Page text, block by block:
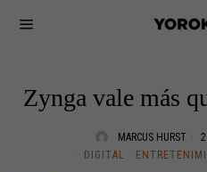
Zynga vale más
MARCUS HURST
DIGITAL ·